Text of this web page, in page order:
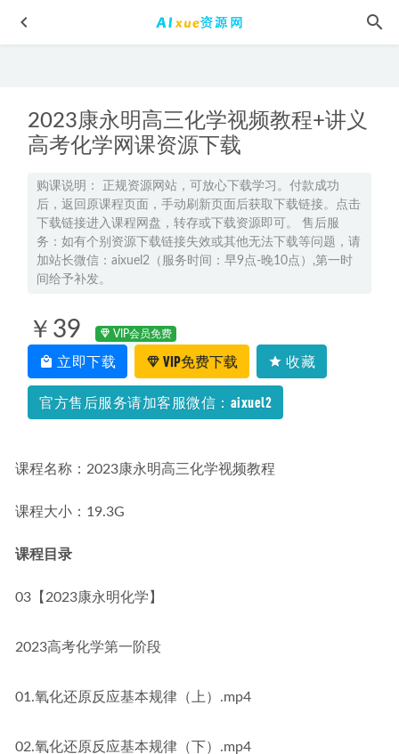
2023康永明高三化学视频教程+讲义
高考化学网课资源下载
购课说明： 正规资源网站，可放心下载学习。付款成功
后，返回原课程页面，手动刷新页面后获取下载链接。点击
下载链接进入课程网盘，转存或下载资源即可。 售后服
务：如有个别资源下载链接失效或其他无法下载等问题，请
加站长微信：aixuel2（服务时间：早9点-晚10点）,第一时
间给予补发。
￥39 VIP会员免费
立即下载 VIP免费下载 收藏
官方售后服务请加客服微信：aixuel2
课程名称：2023康永明高三化学视频教程
课程大小：19.3G
课程目录
03【2023康永明化学】
2023高考化学第一阶段
01.氧化还原反应基本规律（上）.mp4
02.氧化还原反应基本规律（下）.mp4
2026杨雯智初三化学a+班网课教程暑假班 2025-09-08
2024陈丽初一数学视频教程+讲义北师大A+班暑秋班 2023-11-
20
2023考虫王琢等英语六级考试全程班（听力/阅读/写作/词汇/
2024徐京高三生物一轮复习暑秋班
2024MST高三数学视频教程高考数学一轮入戏系统课
25